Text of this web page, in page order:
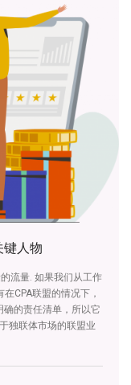
人物
流量. 如果我们从工作
CPA联盟的情况下，
的责任清单，所以它
独联体市场的联盟业